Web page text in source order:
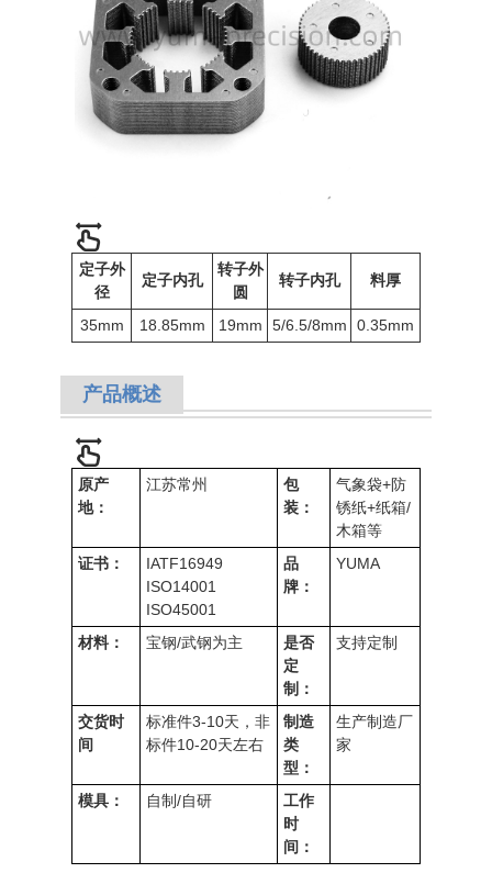
定子外
径
定子内孔
转子外
圆
转子内孔 料厚
35mm 18.85mm 19mm 5/6.5/8mm 0.35mm
产品概述
原产
地：
江苏常州
包
装：
气象袋+防
锈纸+纸箱/
木箱等
证书：
IATF16949
ISO14001
ISO45001
品
牌：
YUMA
材料： 宝钢/武钢为主
是否
定
制：
支持定制
交货时
间
标准件3-10天，非
标件10-20天左右
制造
类
型：
生产制造厂
家
模具： 自制/自研
工作
时
间：